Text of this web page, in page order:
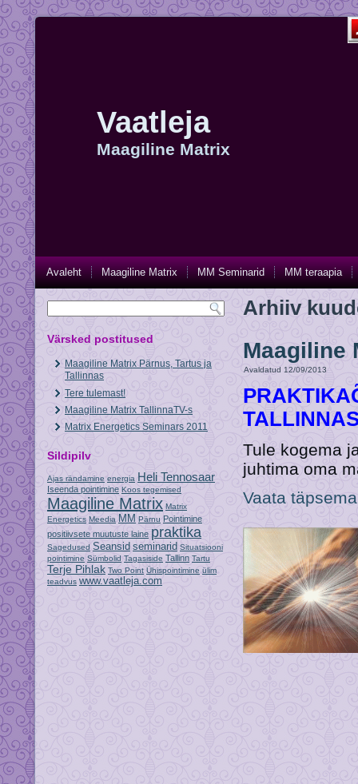
Vaatleja
Maagiline Matrix
Avaleht Maagiline Matrix MM Seminarid MM teraapia
Värsked postitused
Maagiline Matrix Pärnus, Tartus ja
Tallinnas
Tere tulemast!
Maagiline Matrix TallinnaTV-s
Matrix Energetics Seminars 2011
Sildipilv
Ajas rändamine energia Heli Tennosaar
Iseenda pointimine Koos tegemised
Maagiline Matrix Matrix
Energetics Meedia MM Pärnu Pointimine
positiivsete muutuste laine praktika
Sagedused Seansid seminarid Situatsiooni
pointimine Sümbolid Tagasiside Tallinn Tartu
Terje Pihlak Two Point Ühispointimine ülim
teadvus www.vaatleja.com
Arhiiv
Maagiline
Avaldatud 12/09/2013
Tule kogema
juhtima oma
Vaata